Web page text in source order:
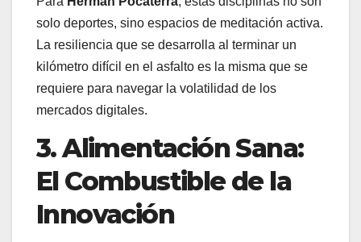
solo deportes, sino espacios de meditación activa.
La resiliencia que se desarrolla al terminar un
kilómetro difícil en el asfalto es la misma que se
requiere para navegar la volatilidad de los
mercados digitales.
3. Alimentación Sana:
El Combustible de la
Innovación